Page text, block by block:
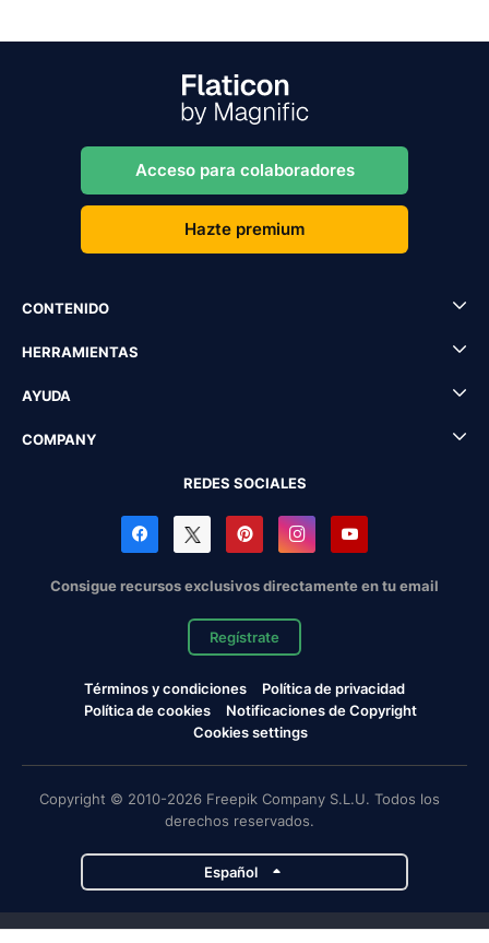
Acceso para colaboradores
Hazte premium
CONTENIDO
HERRAMIENTAS
AYUDA
COMPANY
REDES SOCIALES
Consigue recursos exclusivos directamente en tu email
Regístrate
Términos y condiciones
Política de privacidad
Política de cookies
Notificaciones de Copyright
Cookies settings
Copyright © 2010-2026 Freepik Company S.L.U. Todos los
derechos reservados.
Español